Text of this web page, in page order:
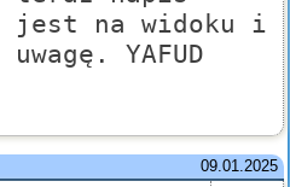
jest na widoku i
YAFUD
09.01.2025